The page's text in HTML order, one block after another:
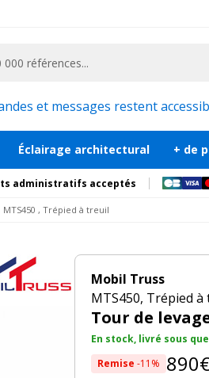
et la communication, stand
et messages restent
Éclairage architectural + de
administratifs acceptés
MTS450 , Trépied à treuil
Mobil Truss
MTS450, Trépied à
Tour de
En stock, livré sous
Remise -11%